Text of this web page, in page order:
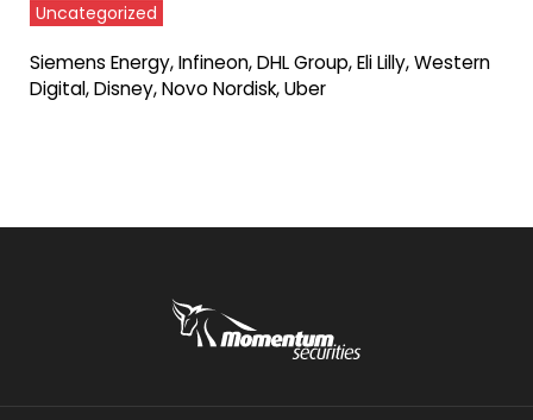
Uncategorized
Siemens Energy, Infineon, DHL Group, Eli Lilly, Western
Digital, Disney, Novo Nordisk, Uber